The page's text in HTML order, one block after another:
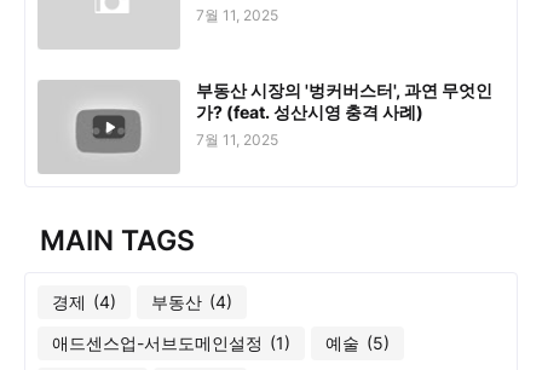
7월 11, 2025
부동산 시장의 '벙커버스터', 과연 무엇인
가? (feat. 성산시영 충격 사례)
7월 11, 2025
MAIN TAGS
경제 (4) 부동산 (4)
애드센스업-서브도메인설정 (1) 예술 (5)